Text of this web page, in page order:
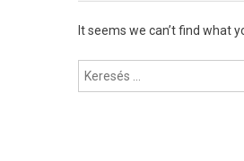
It seems we can’t find what
Keresés: